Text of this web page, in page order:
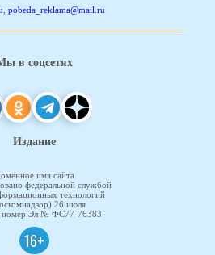
, pobeda_reklama@mail.ru
в соцсетях
Издание
имя сайта
федеральной службой
технологий
26 июля
номер Эл № ФС77-76383
16+